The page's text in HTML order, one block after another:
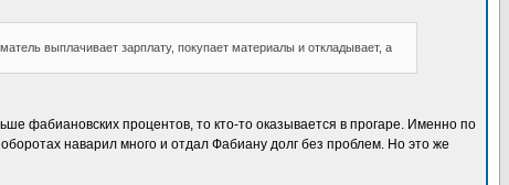
выплачивает зарплату, покупает материалы и откладывает, а
фабиановских процентов, то кто-то оказывается в прогаре. Именно по
наварил много и отдал Фабиану долг без проблем. Но это же